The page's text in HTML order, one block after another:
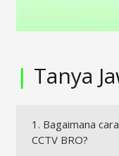
| Tanya
1. Bagaimana
CCTV BRO?